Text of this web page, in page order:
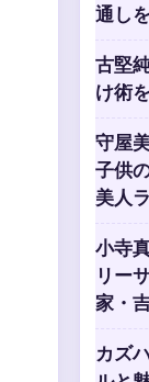
通し
古堅
け術
守屋
子供
美人
小寺
リー
家・
カズ